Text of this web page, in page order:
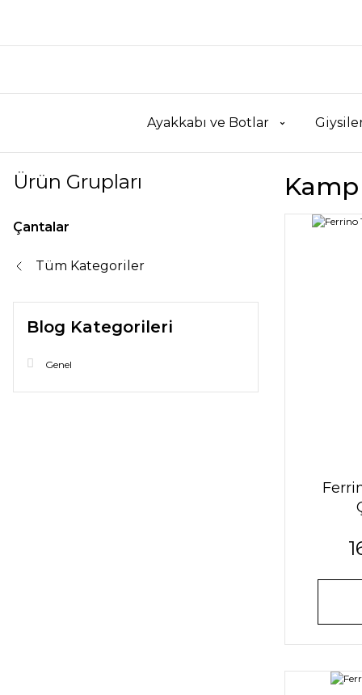
Ayakkabı ve Botlar
Ürün Grupları
Çantalar
Tüm Kategoriler
Blog Kategorileri
Genel
Kamp